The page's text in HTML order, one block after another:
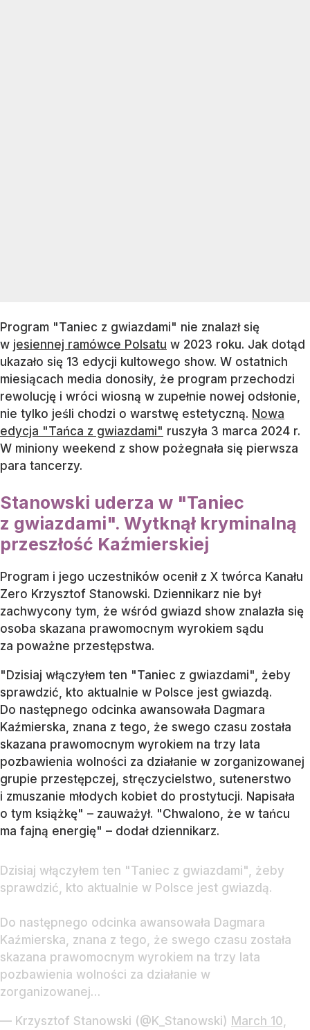
Program "Taniec z gwiazdami" nie znalazł się
w jesiennej ramówce Polsatu w 2023 roku. Jak dotąd
ukazało się 13 edycji kultowego show. W ostatnich
miesiącach media donosiły, że program przechodzi
rewolucję i wróci wiosną w zupełnie nowej odsłonie,
nie tylko jeśli chodzi o warstwę estetyczną. Nowa
edycja "Tańca z gwiazdami" ruszyła 3 marca 2024 r.
W miniony weekend z show pożegnała się pierwsza
para tancerzy.
Stanowski uderza w "Taniec
z gwiazdami". Wytknął kryminalną
przeszłość Kaźmierskiej
Program i jego uczestników ocenił z X twórca Kanału
Zero Krzysztof Stanowski. Dziennikarz nie był
zachwycony tym, że wśród gwiazd show znalazła się
osoba skazana prawomocnym wyrokiem sądu
za poważne przestępstwa.
"Dzisiaj włączyłem ten "Taniec z gwiazdami", żeby
sprawdzić, kto aktualnie w Polsce jest gwiazdą.
Do następnego odcinka awansowała Dagmara
Kaźmierska, znana z tego, że swego czasu została
skazana prawomocnym wyrokiem na trzy lata
pozbawienia wolności za działanie w zorganizowanej
grupie przestępczej, stręczycielstwo, sutenerstwo
i zmuszanie młodych kobiet do prostytucji. Napisała
o tym książkę" – zauważył. "Chwalono, że w tańcu
ma fajną energię" – dodał dziennikarz.
Dzisiaj włączyłem ten "Taniec z gwiazdami", żeby
sprawdzić, kto aktualnie w Polsce jest gwiazdą.
Do następnego odcinka awansowała Dagmara
Kaźmierska, znana z tego, że swego czasu została
skazana prawomocnym wyrokiem na trzy lata
pozbawienia wolności za działanie w
zorganizowanej…
— Krzysztof Stanowski (@K_Stanowski) March 10,